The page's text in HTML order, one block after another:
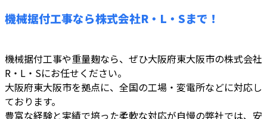
機械据付工事なら株式会社R・L・Sまで！
機械据付工事や重量麹なら、ぜひ大阪府東大阪市の株式会社
R・L・Sにお任せください。
大阪府東大阪市を拠点に、全国の工場・変電所などに対応し
ております。
豊富な経験と実績で培った柔軟な対応が自慢の弊社では、安